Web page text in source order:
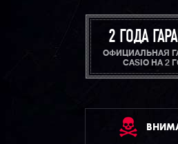
2 ГОДА
ОФИЦИАЛЬНАЯ
CASIO НА 2